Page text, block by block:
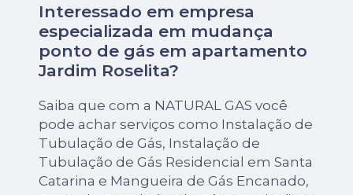
Interessado em empresa
especializada em mudança
ponto de gás em apartamento
Jardim Roselita?
Saiba que com a NATURAL GAS você
pode achar serviços como Instalação de
Tubulação de Gás, Instalação de
Tubulação de Gás Residencial em Santa
Catarina e Mangueira de Gás Encanado,